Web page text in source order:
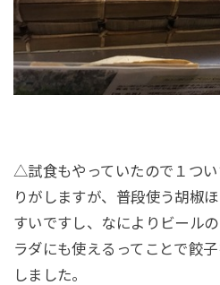
△試食もやっていたので１つ
りがしますが、普段使う胡椒
すいですし、なによりビール
ラダにも使えるってことで餃
しました。